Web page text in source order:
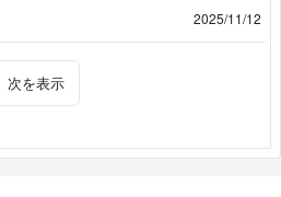
2025/11/12
次を表示